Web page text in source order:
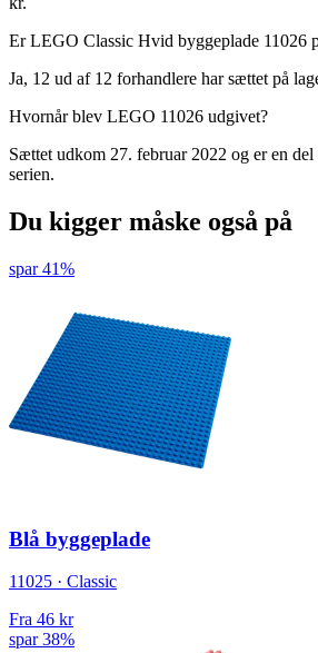
Er LEGO Classic Hvid byggeplade 11026
Ja, 12 ud af 12 forhandlere har sættet på
Hvornår blev LEGO 11026 udgivet?
Sættet udkom 27. februar 2022 og er en
serien.
Du kigger måske også på
spar 41%
Blå byggeplade
11025 · Classic
Fra 46 kr
spar 38%